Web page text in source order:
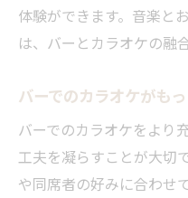
体験ができます。音楽と
は、バーとカラオケの融
バーでのカラオケがも
バーでのカラオケをより
工夫を凝らすことが大切
や同席者の好みに合わせ